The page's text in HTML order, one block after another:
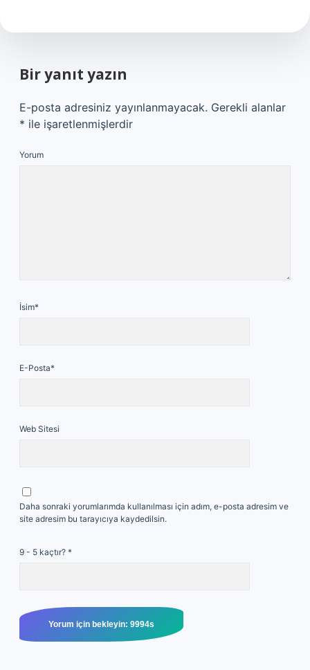
Bir yanıt yazın
E-posta adresiniz yayınlanmayacak. Gerekli alanlar
* ile işaretlenmişlerdir
Yorum
İsim*
E-Posta*
Web Sitesi
Daha sonraki yorumlarımda kullanılması için adım, e-posta adresim ve
site adresim bu tarayıcıya kaydedilsin.
9 - 5 kaçtır? *